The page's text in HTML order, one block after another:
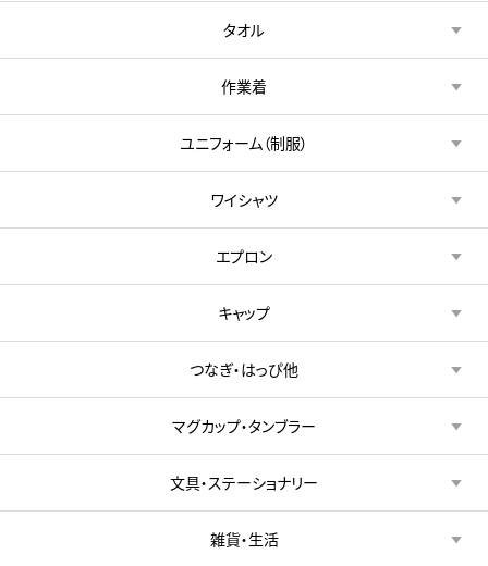
タオル
作業着
ユニフォーム（制服）
ワイシャツ
エプロン
キャップ
つなぎ・はっぴ他
マグカップ・タンブラー
文具・ステーショナリー
雑貨・生活